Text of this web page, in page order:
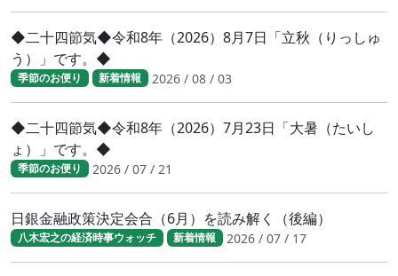
◆二十四節気◆令和8年（2026）8月7日「立秋（りっしゅ
う）」です。◆
季節のお便り 新着情報 2026 / 08 / 03
◆二十四節気◆令和8年（2026）7月23日「大暑（たいし
ょ）」です。◆
季節のお便り 2026 / 07 / 21
日銀金融政策決定会合（6月）を読み解く（後編）
八木宏之の経済時事ウォッチ 新着情報 2026 / 07 / 17